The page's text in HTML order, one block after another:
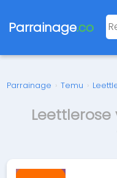
Parrainage.co
Parrainage › Temu ›